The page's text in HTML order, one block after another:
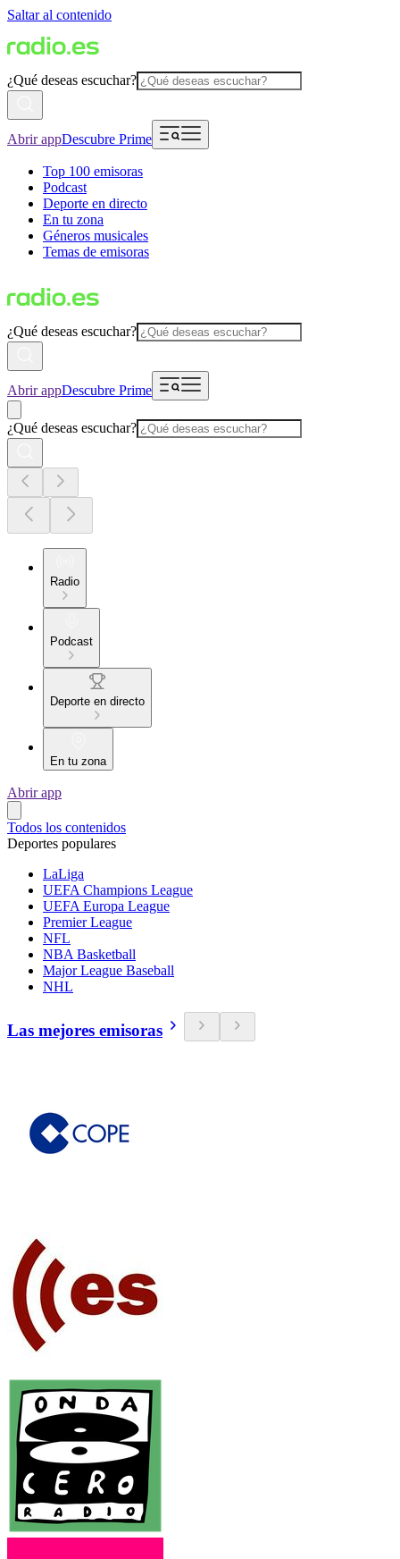
Saltar al contenido
¿Qué deseas escuchar?
Abrir appDescubre Prime
Top 100 emisoras
Podcast
Deporte en directo
En tu zona
Géneros musicales
Temas de emisoras
¿Qué deseas escuchar?
Abrir appDescubre Prime
¿Qué deseas escuchar?
Radio
Podcast
Deporte en directo
En tu zona
Abrir app
Todos los contenidos
Deportes populares
LaLiga
UEFA Champions League
UEFA Europa League
Premier League
NFL
NBA Basketball
Major League Baseball
NHL
Las mejores emisoras